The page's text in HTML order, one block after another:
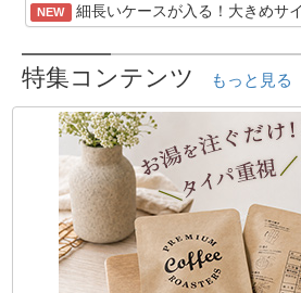
NEW 細長いケースが入る！大きめサ
特集コンテンツ もっと見る